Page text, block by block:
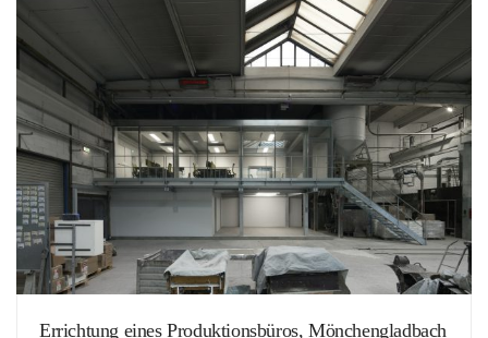
Errichtung eines Produktionsbüros, Mönchengladbach